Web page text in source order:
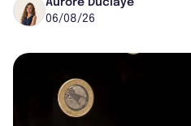
Worcester, place une
Aurore Duclaye
06/08/26